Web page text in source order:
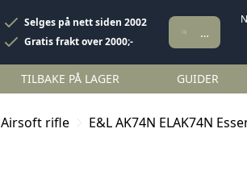
Selges på nett siden 2002
Gratis frakt over 2000;-
TILBAKE PÅ LAGER GUIDER
Airsoft rifle E&L AK74N ELAK74N